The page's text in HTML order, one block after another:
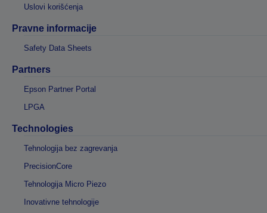
Uslovi korišćenja
Pravne informacije
Safety Data Sheets
Partners
Epson Partner Portal
LPGA
Technologies
Tehnologija bez zagrevanja
PrecisionCore
Tehnologija Micro Piezo
Inovativne tehnologije